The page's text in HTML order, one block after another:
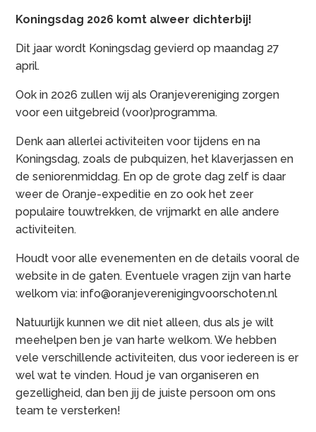
Koningsdag 2026 komt alweer dichterbij!
Dit jaar wordt Koningsdag gevierd op maandag 27
april.
Ook in 2026 zullen wij als Oranjevereniging zorgen
voor een uitgebreid (voor)programma.
Denk aan allerlei activiteiten voor tijdens en na
Koningsdag, zoals de pubquizen, het klaverjassen en
de seniorenmiddag. En op de grote dag zelf is daar
weer de Oranje-expeditie en zo ook het zeer
populaire touwtrekken, de vrijmarkt en alle andere
activiteiten.
Houdt voor alle evenementen en de details vooral de
website in de gaten. Eventuele vragen zijn van harte
welkom via: info@oranjeverenigingvoorschoten.nl
Natuurlijk kunnen we dit niet alleen, dus als je wilt
meehelpen ben je van harte welkom. We hebben
vele verschillende activiteiten, dus voor iedereen is er
wel wat te vinden. Houd je van organiseren en
gezelligheid, dan ben jij de juiste persoon om ons
team te versterken!